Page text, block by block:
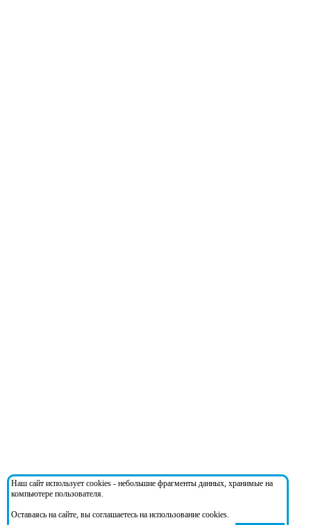
Наш сайт использует cookies - небольшие фрагменты данных, хранимые на
компьютере пользователя.
Оставаясь на сайте, вы соглашаетесь на использование cookies.